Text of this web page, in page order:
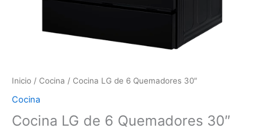
Inicio / Cocina / Cocina LG de 6 Quemadores 30″
Cocina
Cocina LG de 6 Quemadores 30″